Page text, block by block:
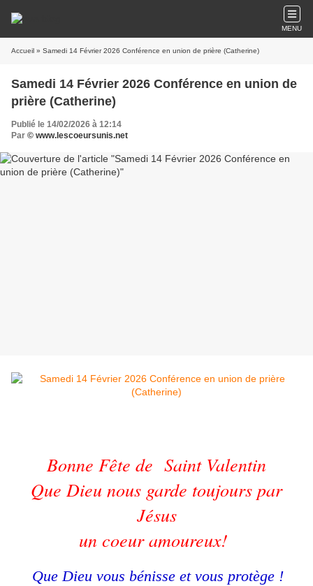
MENU
Accueil » Samedi 14 Février 2026 Conférence en union de prière (Catherine)
Samedi 14 Février 2026 Conférence en union de
prière (Catherine)
Publié le 14/02/2026 à 12:14
Par © www.lescoeursunis.net
​Bonne Fête de Saint Valentin
Que Dieu nous garde toujours par
Jésus
un coeur amoureux!
Que Dieu vous bénisse et vous protège !